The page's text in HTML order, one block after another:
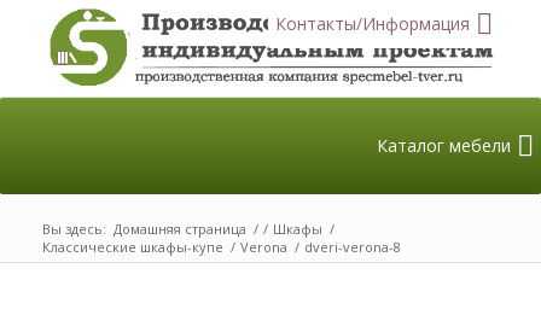
Контакты/Информация
Каталог мебели
Вы здесь: Домашняя страница / / Шкафы /
Классические шкафы-купе / Verona / dveri-verona-8